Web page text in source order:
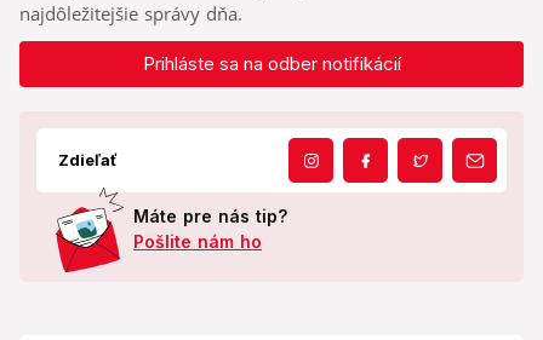
najdôležitejšie správy dňa.
Prihláste sa na odber notifikácií
Zdieľať
Máte pre nás tip?
Pošlite nám ho